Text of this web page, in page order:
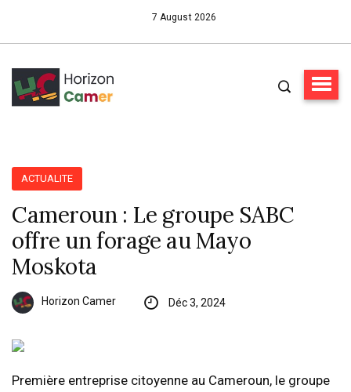
7 August 2026
ACTUALITE
Cameroun : Le groupe SABC
offre un forage au Mayo
Moskota
Horizon Camer Déc 3, 2024
Première entreprise citoyenne au Cameroun, le groupe